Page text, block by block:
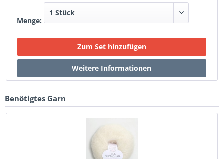
Menge:
Benötigtes Garn